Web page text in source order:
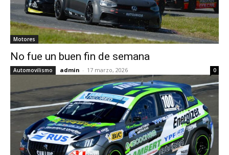
Motores
No fue un buen fin de semana
Automovilismo admin - 17 marzo, 2026 0